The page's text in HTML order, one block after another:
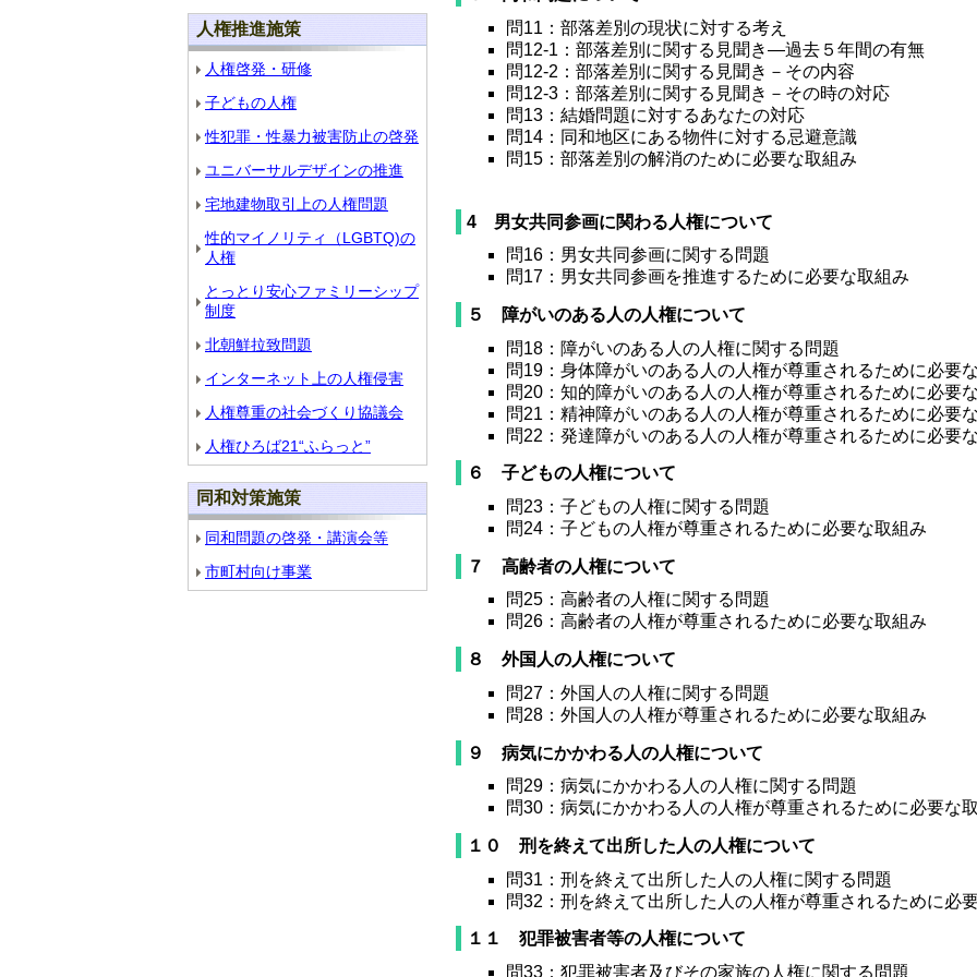
人権推進施策
人権啓発・研修
子どもの人権
性犯罪・性暴力被害防止の啓発
ユニバーサルデザインの推進
宅地建物取引上の人権問題
性的マイノリティ（LGBTQ)の
人権
とっとり安心ファミリーシップ
制度
北朝鮮拉致問題
インターネット上の人権侵害
人権尊重の社会づくり協議会
人権ひろば21“ふらっと”
同和対策施策
同和問題の啓発・講演会等
市町村向け事業
問11：部落差別の現状に対する考え
問12-1：部落差別に関する見聞き―過去５年間の有無
問12-2：部落差別に関する見聞き－その内容
問12-3：部落差別に関する見聞き－その時の対応
問13：結婚問題に対するあなたの対応
問14：同和地区にある物件に対する忌避意識
問15：部落差別の解消のために必要な取組み
4 男女共同参画に関わる人権について
問16：男女共同参画に関する問題
問17：男女共同参画を推進するために必要な取組み
５ 障がいのある人の人権について
問18：障がいのある人の人権に関する問題
問19：身体障がいのある人の人権が尊重されるために必要
問20：知的障がいのある人の人権が尊重されるために必要
問21：精神障がいのある人の人権が尊重されるために必要
問22：発達障がいのある人の人権が尊重されるために必要
６ 子どもの人権について
問23：子どもの人権に関する問題
問24：子どもの人権が尊重されるために必要な取組み
７ 高齢者の人権について
問25：高齢者の人権に関する問題
問26：高齢者の人権が尊重されるために必要な取組み
８ 外国人の人権について
問27：外国人の人権に関する問題
問28：外国人の人権が尊重されるために必要な取組み
９ 病気にかかわる人の人権について
問29：病気にかかわる人の人権に関する問題
問30：病気にかかわる人の人権が尊重されるために必要な
１０ 刑を終えて出所した人の人権について
問31：刑を終えて出所した人の人権に関する問題
問32：刑を終えて出所した人の人権が尊重されるために必
１１ 犯罪被害者等の人権について
問33：犯罪被害者及びその家族の人権に関する問題